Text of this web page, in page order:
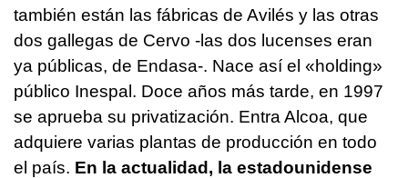
también están las fábricas de Avilés y las otras
dos gallegas de Cervo -las dos lucenses eran
ya públicas, de Endasa-. Nace así el «holding»
público Inespal. Doce años más tarde, en 1997
se aprueba su privatización. Entra Alcoa, que
adquiere varias plantas de producción en todo
el país. En la actualidad, la estadounidense